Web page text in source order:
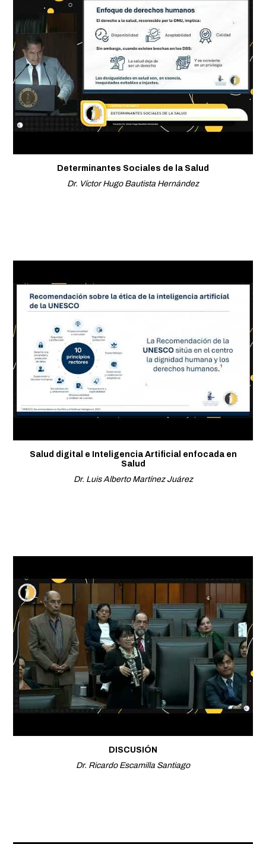
Determinantes Sociales de la Salud
Dr. Víctor Hugo Bautista Hernández
Salud digital e Inteligencia Artificial enfocada en
Salud
Dr. Luis Alberto Martínez Juárez
DISCUSIÓN
Dr. Ricardo Escamilla Santiago